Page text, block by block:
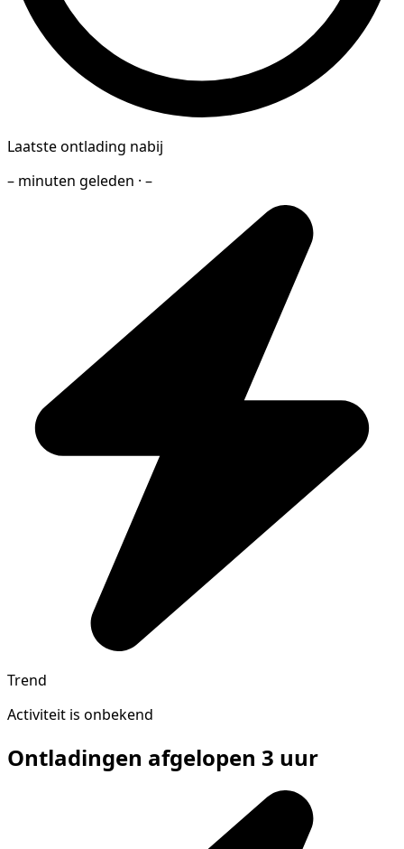
Laatste ontlading nabij
– minuten geleden · –
Trend
Activiteit is onbekend
Ontladingen afgelopen 3 uur